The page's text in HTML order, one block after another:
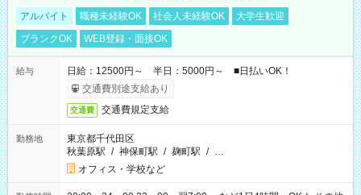
アルバイト 職種未経験OK 社会人未経験OK
大学生歓迎
ブランクOK
WEB登録・面接OK
給与
日給：12500円～ 半日：5000円～ ■日払いOK！
交通費別途支給あり
交通費 交通費規定支給
勤務地
東京都千代田区
秋葉原駅 / 神保町駅 / 麹町駅 / …
オフィス・学校など